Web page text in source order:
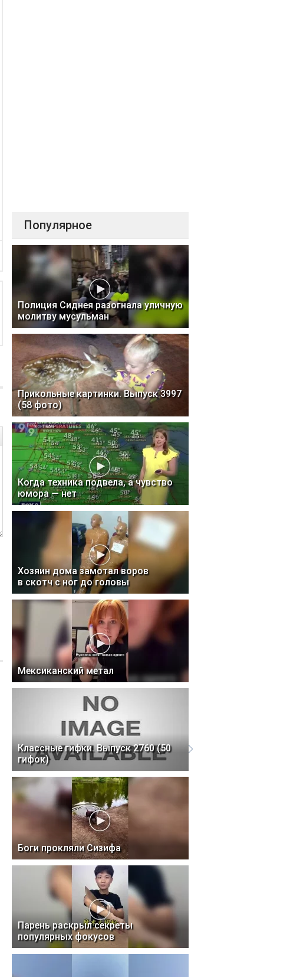
Популярное
Полиция Сиднея разогнала уличную
молитву мусульман
Прикольные картинки. Выпуск 3997
(58 фото)
Когда техника подвела, а чувство
юмора — нет
Хозяин дома замотал воров
в скотч с ног до головы
Мексиканский метал
Классные гифки. Выпуск 2760 (50
гифок)
Боги прокляли Сизифа
Парень раскрыл секреты
популярных фокусов